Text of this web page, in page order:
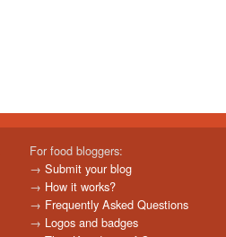
For food bloggers:
→ Submit your blog
→ How it works?
→ Frequently Asked Questions
→ Logos and badges